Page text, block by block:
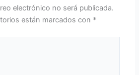
electrónico no será publicada.
están marcados con *